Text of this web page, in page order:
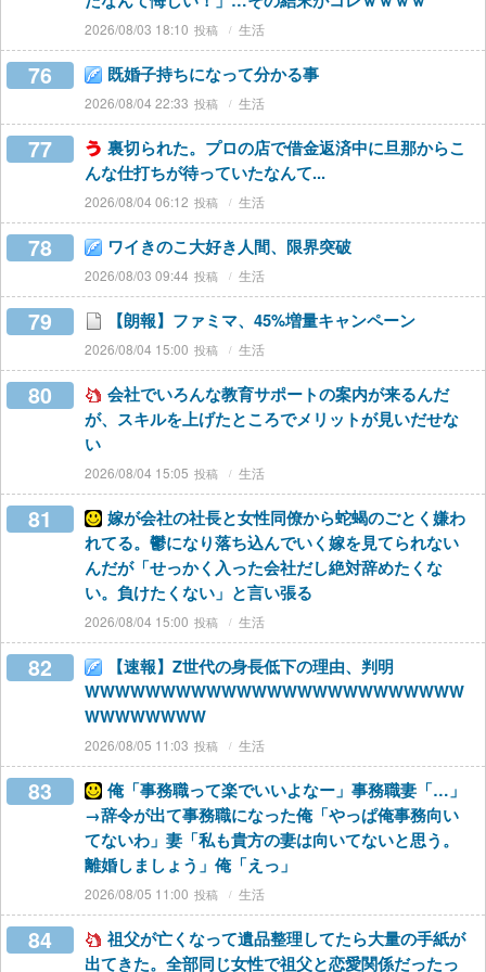
2026/08/03 18:10 生活
76 既婚子持ちになって分かる事
2026/08/04 22:33 生活
77
裏切られた。プロの店で借金返済中に旦那からこ
んな仕打ちが待っていたなんて...
2026/08/04 06:12 生活
78 ワイきのこ大好き人間、限界突破
2026/08/03 09:44 生活
79 【朗報】ファミマ、45%増量キャンペーン
2026/08/04 15:00 生活
80
会社でいろんな教育サポートの案内が来るんだ
が、スキルを上げたところでメリットが見いだせな
い
2026/08/04 15:05 生活
81
嫁が会社の社長と女性同僚から蛇蝎のごとく嫌わ
れてる。鬱になり落ち込んでいく嫁を見てられない
んだが「せっかく入った会社だし絶対辞めたくな
い。負けたくない」と言い張る
2026/08/04 15:00 生活
82
【速報】Z世代の身長低下の理由、判明
WWWWWWWWWWWWWWWWWWWWWWWWW
WWWWWWWW
2026/08/05 11:03 生活
83
俺「事務職って楽でいいよなー」事務職妻「…」
→辞令が出て事務職になった俺「やっぱ俺事務向い
てないわ」妻「私も貴方の妻は向いてないと思う。
離婚しましょう」俺「えっ」
2026/08/05 11:00 生活
84
祖父が亡くなって遺品整理してたら大量の手紙が
出てきた。全部同じ女性で祖父と恋愛関係だったっ